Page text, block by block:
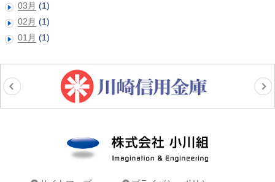
03月 (1)
02月 (1)
01月 (1)